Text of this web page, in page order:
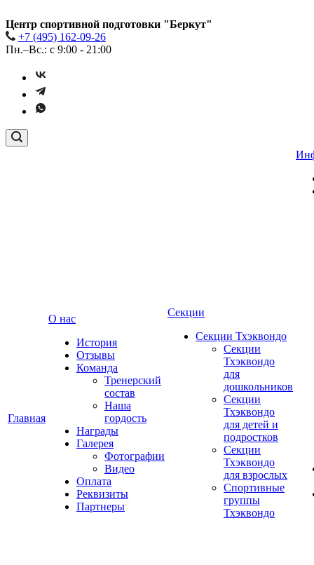
Центр спортивной подготовки "Беркут"
+7 (495) 162-09-26
Пн.–Вс.: с 9:00 - 21:00
Главная
О нас
История
Отзывы
Команда
Тренерский
состав
Наша
гордость
Награды
Галерея
Фотографии
Видео
Оплата
Реквизиты
Партнеры
Секции
Секции Тхэквондо
Секции
Тхэквондо
для
дошкольников
Секции
Тхэквондо
для детей и
подростков
Секции
Тхэквондо
для взрослых
Спортивные
группы
Тхэквондо